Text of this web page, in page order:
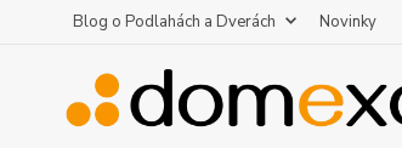
Blog o Podlahách a Dverách Novinky